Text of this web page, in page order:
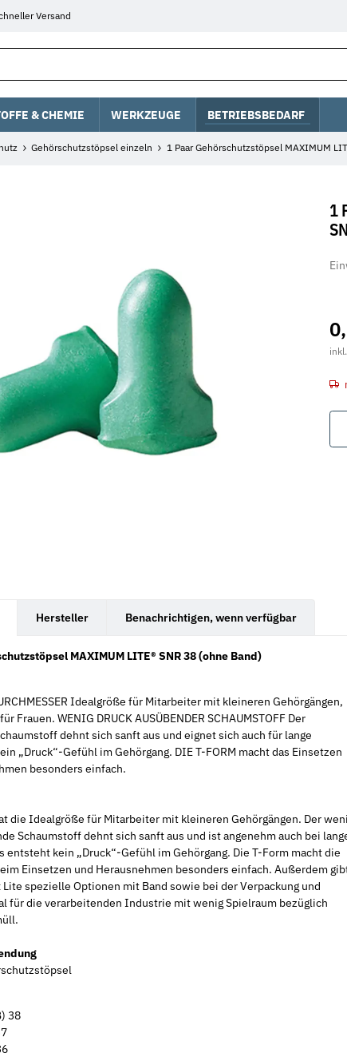
Versand
& CHEMIE WERKZEUGE BETRIEBSBEDARF
Gehörschutzstöpsel einzeln 1 Paar Gehörschutzstöpsel MAXIMUM
1
Hersteller Benachrichtigen, wenn verfügbar
MAXIMUM LITE® SNR 38 (ohne Band)
Idealgröße für Mitarbeiter mit kleineren Gehörgängen,
Frauen. WENIG DRUCK AUSÜBENDER SCHAUMSTOFF Der
dehnt sich sanft aus und eignet sich auch für lange
„Druck“-Gefühl im Gehörgang. DIE T-FORM macht das Einsetzen
besonders einfach.
die Idealgröße für Mitarbeiter mit kleineren Gehörgängen. Der
Schaumstoff dehnt sich sanft aus und ist angenehm auch bei
entsteht kein „Druck“-Gefühl im Gehörgang. Die T-Form macht die
Einsetzen und Herausnehmen besonders einfach. Außerdem
Lite spezielle Optionen mit Band sowie bei der Verpackung und
für die verarbeitenden Industrie mit wenig Spielraum bezüglich
38
A2